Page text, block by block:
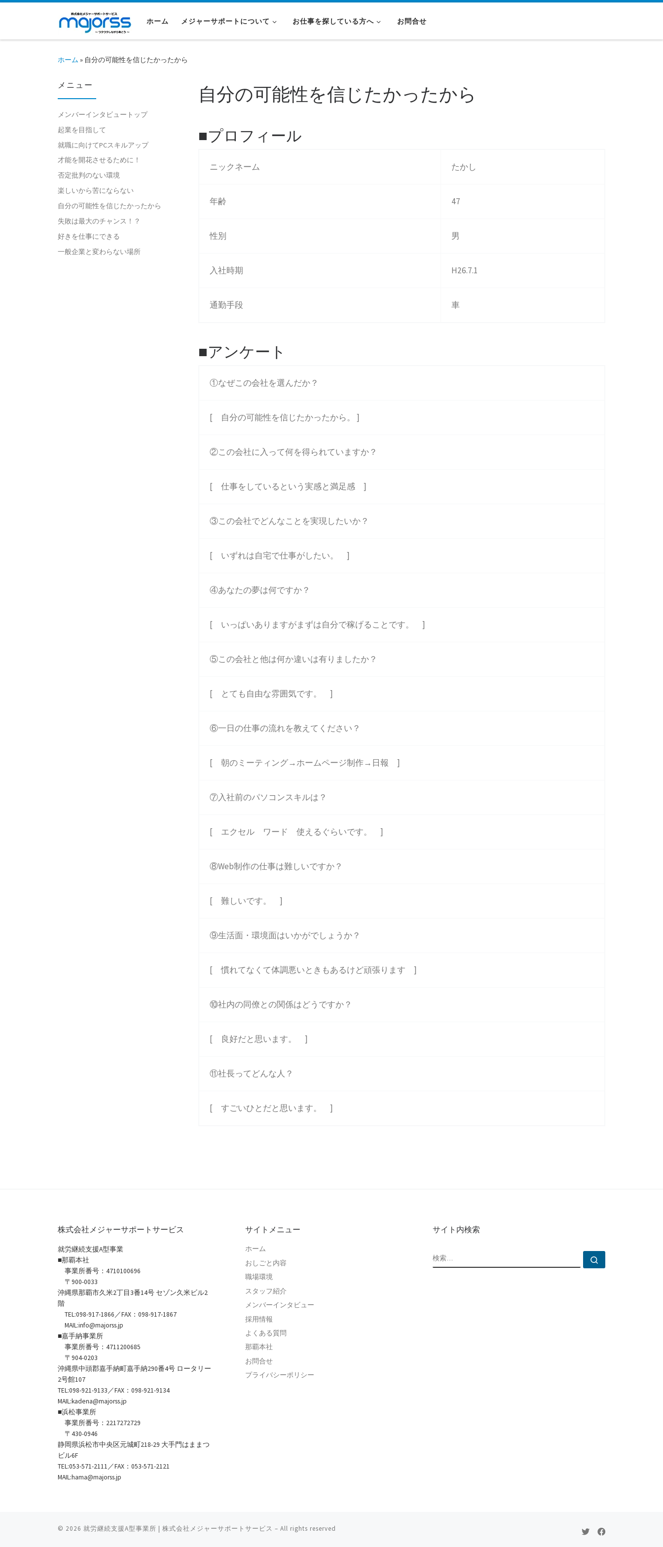
コンテンツへスキップ
ホーム メジャーサポートについて お仕事を探している方へ お問合せ
ホーム » 自分の可能性を信じたかったから
自分の可能性を信じたかったから
■プロフィール
ニックネーム たかし
年齢 47
性別 男
入社時期 H26.7.1
通勤手段 車
■アンケート
①なぜこの会社を選んだか？
[ 自分の可能性を信じたかったから。 ]
②この会社に入って何を得られていますか？
[ 仕事をしているという実感と満足感 ]
③この会社でどんなことを実現したいか？
[ いずれは自宅で仕事がしたい。 ]
④あなたの夢は何ですか？
[ いっぱいありますがまずは自分で稼げることです。 ]
⑤この会社と他は何か違いは有りましたか？
[ とても自由な雰囲気です。 ]
⑥一日の仕事の流れを教えてください？
[ 朝のミーティング→ホームページ制作→日報 ]
⑦入社前のパソコンスキルは？
[ エクセル ワード 使えるぐらいです。 ]
⑧Web制作の仕事は難しいですか？
[ 難しいです。 ]
⑨生活面・環境面はいかがでしょうか？
[ 慣れてなくて体調悪いときもあるけど頑張ります ]
⑩社内の同僚との関係はどうですか？
[ 良好だと思います。 ]
⑪社長ってどんな人？
[ すごいひとだと思います。 ]
メニュー
メンバーインタビュートップ
起業を目指して
就職に向けてPCスキルアップ
才能を開花させるために！
否定批判のない環境
楽しいから苦にならない
自分の可能性を信じたかったから
失敗は最大のチャンス！？
好きを仕事にできる
一般企業と変わらない場所
株式会社メジャーサポートサービス
就労継続支援A型事業
■那覇本社
事業所番号：4710100696
〒900-0033
沖縄県那覇市久米2丁目3番14号 セゾン久米ビル2
階
TEL:098-917-1866／FAX：098-917-1867
MAIL:info@majorss.jp
■嘉手納事業所
事業所番号：4711200685
〒904-0203
沖縄県中頭郡嘉手納町嘉手納290番4号 ロータリー
2号館107
TEL:098-921-9133／FAX：098-921-9134
MAIL:kadena@majorss.jp
■浜松事業所
事業所番号：2217272729
〒430-0946
静岡県浜松市中央区元城町218-29 大手門はままつ
ビル6F
TEL:053-571-2111／FAX：053-571-2121
MAIL:hama@majorss.jp
サイトメニュー
ホーム
おしごと内容
職場環境
スタッフ紹介
メンバーインタビュー
採用情報
よくある質問
那覇本社
お問合せ
プライバシーポリシー
サイト内検索
検索
© 2026 就労継続支援A型事業所 | 株式会社メジャーサポートサービス – All rights reserved